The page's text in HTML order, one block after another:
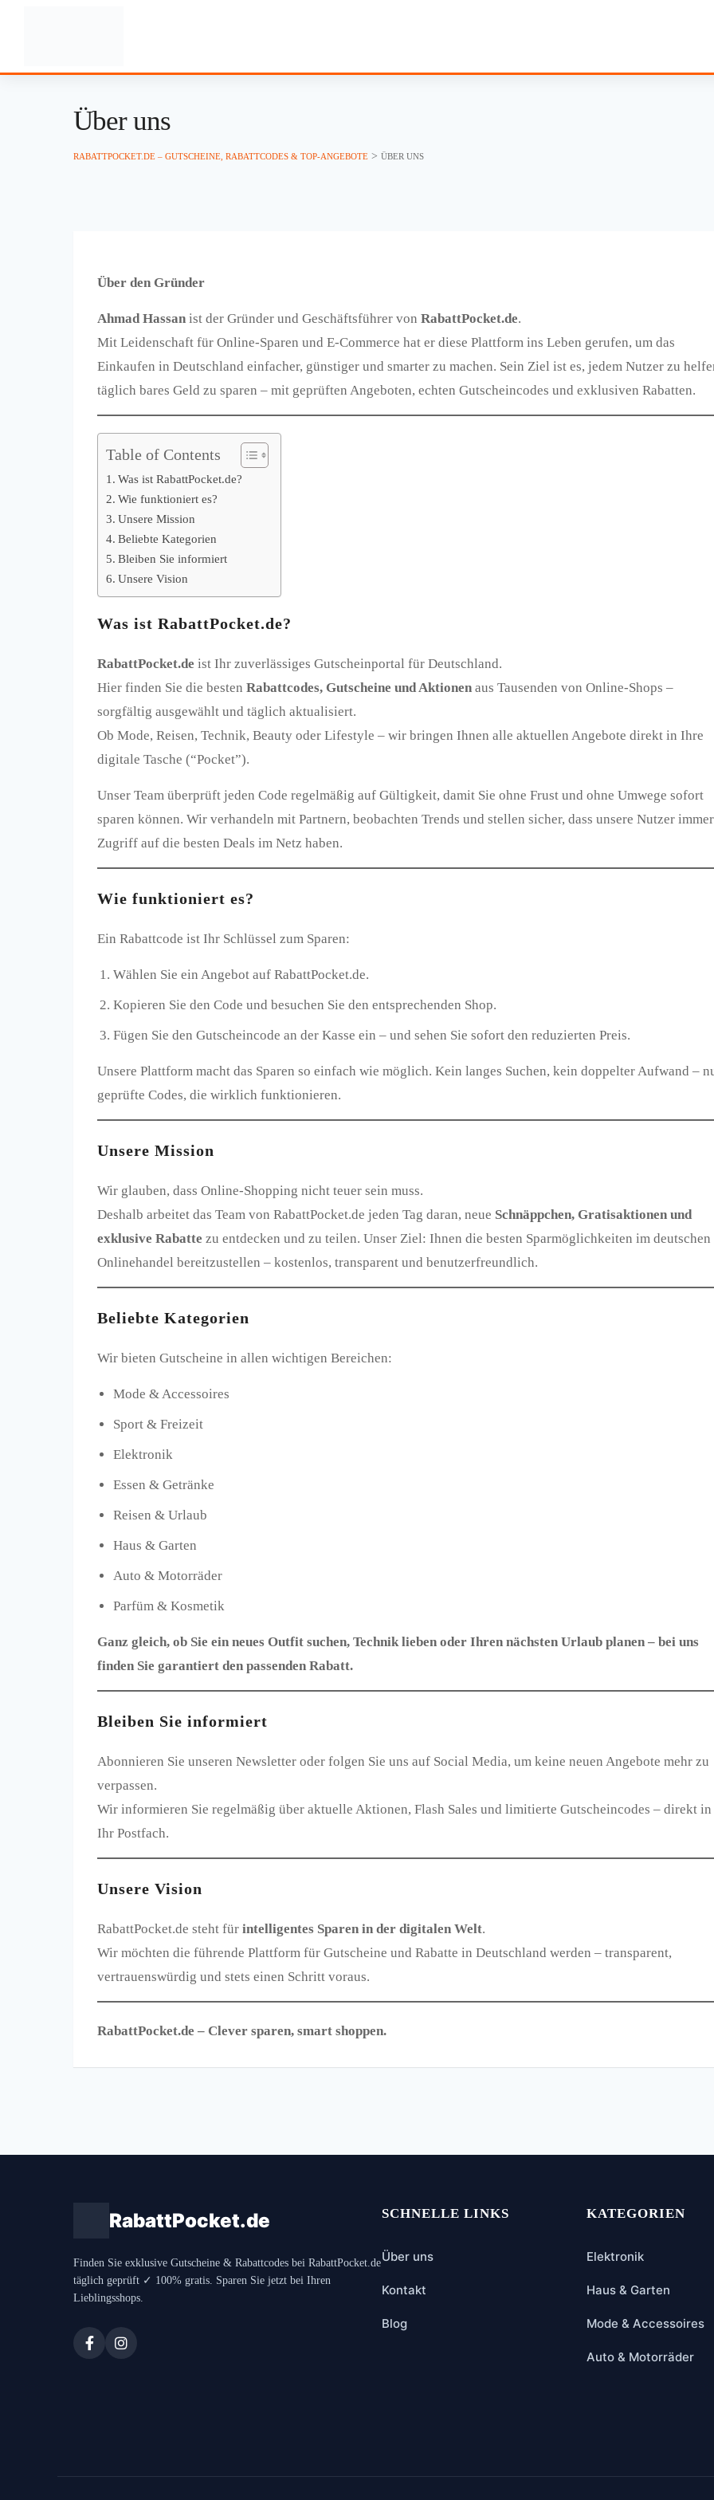
Über uns
RABATTPOCKET.DE – GUTSCHEINE, RABATTCODES & TOP-ANGEBOTE > ÜBER UNS
Über den Gründer
Ahmad Hassan ist der Gründer und Geschäftsführer von RabattPocket.de.
Mit Leidenschaft für Online-Sparen und E-Commerce hat er diese Plattform ins Leben gerufen, um das
Einkaufen in Deutschland einfacher, günstiger und smarter zu machen. Sein Ziel ist es, jedem Nutzer zu
täglich bares Geld zu sparen – mit geprüften Angeboten, echten Gutscheincodes und exklusiven Rabatten.
Table of Contents
Was ist RabattPocket.de?
Wie funktioniert es?
Unsere Mission
Beliebte Kategorien
Bleiben Sie informiert
Unsere Vision
Was ist RabattPocket.de?
RabattPocket.de ist Ihr zuverlässiges Gutscheinportal für Deutschland.
Hier finden Sie die besten Rabattcodes, Gutscheine und Aktionen aus Tausenden von Online-Shops –
sorgfältig ausgewählt und täglich aktualisiert.
Ob Mode, Reisen, Technik, Beauty oder Lifestyle – wir bringen Ihnen alle aktuellen Angebote direkt in Ihre
digitale Tasche (“Pocket”).
Unser Team überprüft jeden Code regelmäßig auf Gültigkeit, damit Sie ohne Frust und ohne Umwege sofort
sparen können. Wir verhandeln mit Partnern, beobachten Trends und stellen sicher, dass unsere Nutzer immer
Zugriff auf die besten Deals im Netz haben.
Wie funktioniert es?
Ein Rabattcode ist Ihr Schlüssel zum Sparen:
Wählen Sie ein Angebot auf RabattPocket.de.
Kopieren Sie den Code und besuchen Sie den entsprechenden Shop.
Fügen Sie den Gutscheincode an der Kasse ein – und sehen Sie sofort den reduzierten Preis.
Unsere Plattform macht das Sparen so einfach wie möglich. Kein langes Suchen, kein doppelter Aufwand –
geprüfte Codes, die wirklich funktionieren.
Unsere Mission
Wir glauben, dass Online-Shopping nicht teuer sein muss.
Deshalb arbeitet das Team von RabattPocket.de jeden Tag daran, neue Schnäppchen, Gratisaktionen und
exklusive Rabatte zu entdecken und zu teilen. Unser Ziel: Ihnen die besten Sparmöglichkeiten im deutschen
Onlinehandel bereitzustellen – kostenlos, transparent und benutzerfreundlich.
Beliebte Kategorien
Wir bieten Gutscheine in allen wichtigen Bereichen:
Mode & Accessoires
Sport & Freizeit
Elektronik
Essen & Getränke
Reisen & Urlaub
Haus & Garten
Auto & Motorräder
Parfüm & Kosmetik
Ganz gleich, ob Sie ein neues Outfit suchen, Technik lieben oder Ihren nächsten Urlaub planen – bei uns
finden Sie garantiert den passenden Rabatt.
Bleiben Sie informiert
Abonnieren Sie unseren Newsletter oder folgen Sie uns auf Social Media, um keine neuen Angebote mehr zu
verpassen.
Wir informieren Sie regelmäßig über aktuelle Aktionen, Flash Sales und limitierte Gutscheincodes – direkt in
Ihr Postfach.
Unsere Vision
RabattPocket.de steht für intelligentes Sparen in der digitalen Welt.
Wir möchten die führende Plattform für Gutscheine und Rabatte in Deutschland werden – transparent,
vertrauenswürdig und stets einen Schritt voraus.
RabattPocket.de – Clever sparen, smart shoppen.
RabattPocket.de
Finden Sie exklusive Gutscheine & Rabattcodes bei RabattPocket.de
täglich geprüft ✓ 100% gratis. Sparen Sie jetzt bei Ihren
Lieblingsshops.
SCHNELLE LINKS
Über uns
Kontakt
Blog
KATEGORIEN
Elektronik
Haus & Garten
Mode & Accessoires
Auto & Motorräder